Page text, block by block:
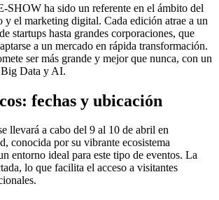
SHOW ha sido un referente en el ámbito del
y el marketing digital. Cada edición atrae a un
startups hasta grandes corporaciones, que
a un mercado en rápida transformación.
ser más grande y mejor que nunca, con un
Big Data y AI.
fechas y ubicación
llevará a cabo del 9 al 10 de abril en
conocida por su vibrante ecosistema
entorno ideal para este tipo de eventos. La
lo que facilita el acceso a visitantes